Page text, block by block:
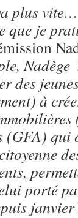
plus
que je
Nadège
des
à
(GFA) qui
porté